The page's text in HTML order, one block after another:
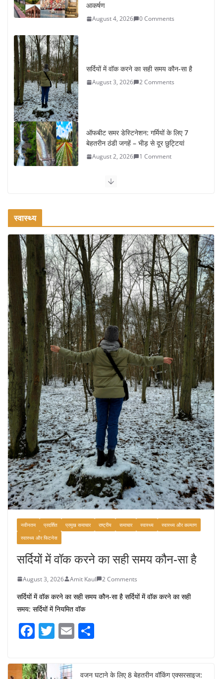
आकर्षण
August 4, 2026 0 Comments
सर्दियों में वॉक करने का सही समय कौन-सा है
August 3, 2026 2 Comments
ऑफबीट समर डेस्टिनेशन: गर्मियों के लिए 7
बेहतरीन ठंडी जगहें – भीड़ से दूर छुट्टियां
August 2, 2026 1 Comment
कश्मीर यात्रा गाइड: प्राकृतिक सुंदरता और
वजन घटाने के लिए 8 बेहतरीन वॉकिंग एक्सरसाइज: 1 महीने में पाएं 3-4
किलो कम वजन
July 31, 2026 1 Comment
16 ज़रूरी कीबोर्ड शॉर्टकट्स जो आपकी
उत्पादकता को दोगुना कर देंगे
August 7, 2026 0 Comments
स्वास्थ्य
नवीनतम प्रदर्शित प्रमुख समाचार राष्ट्रीय समाचार स्वास्थ्य
स्वास्थ्य और कल्याण
स्वास्थ्य और फिटनेस
सर्दियों में वॉक करने का सही समय कौन-सा है
August 3, 2026 Amit Kaul 2 Comments
सर्दियों में वॉक करने का सही समय कौन-सा है सर्दियों में वॉक करने का सही
समय: सर्दियों में नियमित वॉक
F
c
T
itt
E
वजन घटाने के लिए 8 बेहतरीन वॉकिंग एक्सरसाइज: